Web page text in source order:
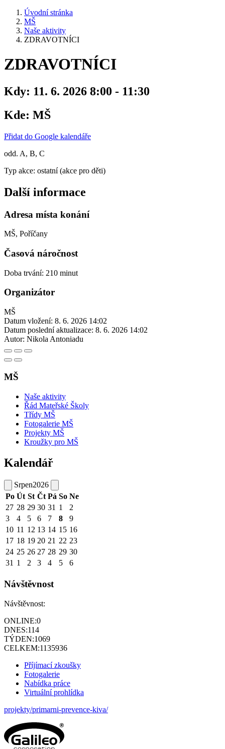
Úvodní stránka
MŠ
Naše aktivity
ZDRAVOTNÍCI
ZDRAVOTNÍCI
Kdy: 11. 6. 2026 8:00 - 11:30
Kde: MŠ
Přidat do Google kalendáře
odd. A, B, C
Typ akce: ostatní (akce pro děti)
Další informace
Adresa místa konání
MŠ, Poříčany
Časová náročnost
Doba trvání: 210 minut
Organizátor
MŠ
Datum vložení: 8. 6. 2026 14:02
Datum poslední aktualizace: 8. 6. 2026 14:02
Autor: Nikola Antoniadu
MŠ
Naše aktivity
Řád Mateřské Školy
Třídy MŠ
Fotogalerie MŠ
Projekty MŠ
Kroužky pro MŠ
Kalendář
Srpen2026
Po Út St Čt Pá So Ne
27 28 29 30 31 1
2
3
4 5 6 7 8
9
10 11 12 13 14 15 16
17 18 19 20 21 22 23
24 25 26 27 28 29 30
31 1 2 3 4 5 6
Návštěvnost
Návštěvnost:
ONLINE:0
DNES:114
TÝDEN:1069
CELKEM:1135936
Příjímací zkoušky
Fotogalerie
Nabídka práce
Virtuální prohlídka
projekty/primarni-prevence-kiva/